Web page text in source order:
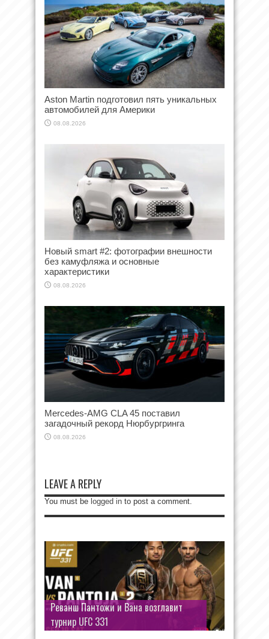
Aston Martin подготовил пять уникальных
автомобилей для Америки
08.08.2026
Новый smart #2: фотографии внешности
без камуфляжа и основные
характеристики
08.08.2026
Mercedes-AMG CLA 45 поставил
загадочный рекорд Нюрбургринга
08.08.2026
LEAVE A REPLY
You must be logged in to post a comment.
Реванш Пантожи и Вана возглавит
турнир UFC 331